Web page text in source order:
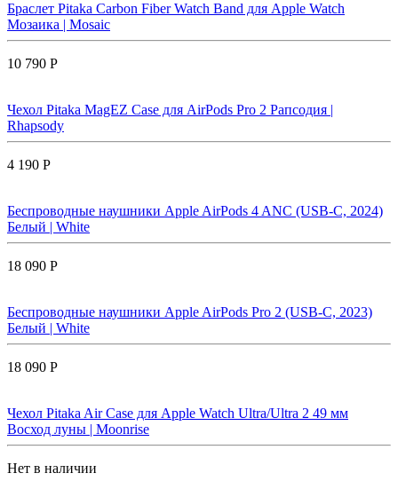
Браслет Pitaka Carbon Fiber Watch Band для Apple Watch
Мозаика | Mosaic
10 790 Р
Чехол Pitaka MagEZ Case для AirPods Pro 2 Рапсодия |
Rhapsody
4 190 Р
Беспроводные наушники Apple AirPods 4 ANC (USB-C, 2024)
Белый | White
18 090 Р
Беспроводные наушники Apple AirPods Pro 2 (USB-C, 2023)
Белый | White
18 090 Р
Чехол Pitaka Air Case для Apple Watch Ultra/Ultra 2 49 мм
Восход луны | Moonrise
Нет в наличии